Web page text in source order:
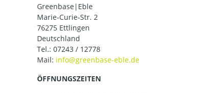
Greenbase|Eble
Marie-Curie-Str. 2
76275 Ettlingen
Deutschland
Tel.: 07243 / 12778
Mail:
ÖFFNUNGSZEITEN